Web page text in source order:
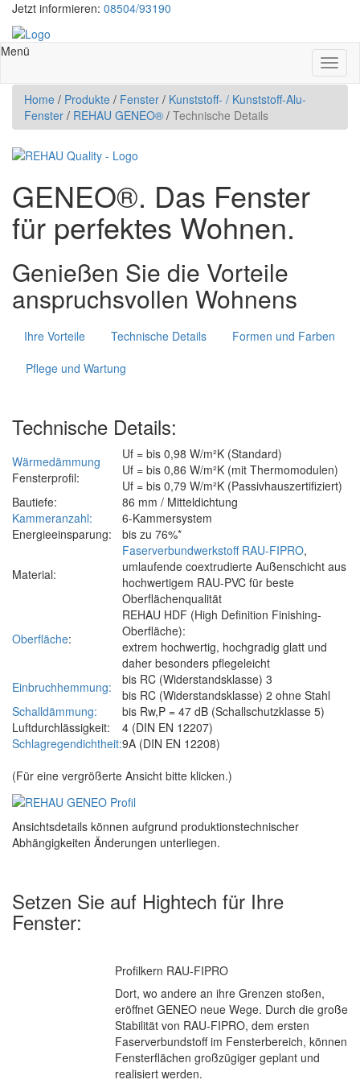
Jetzt informieren: 08504/93190
Menü
Home / Produkte / Fenster / Kunststoff- / Kunststoff-Alu-
Fenster / REHAU GENEO® / Technische Details
GENEO®. Das Fenster
für perfektes Wohnen.
Genießen Sie die Vorteile
anspruchsvollen Wohnens
Ihre Vorteile Technische Details
Formen und Farben
Pflege und Wartung
Technische Details:
Wärmedämmung
Fensterprofil:
Uf = bis 0,98 W/m²K (Standard)
Uf = bis 0,86 W/m²K (mit Thermomodulen)
Uf = bis 0,79 W/m²K (Passivhauszertifiziert)
Bautiefe:
86 mm / Mitteldichtung
Kammer­anzahl:
6-Kammersystem
Energieeinsparung:
bis zu 76%*
Material:
Faserverbundwerkstoff RAU-FIPRO,
umlaufende coextrudierte Außenschicht aus
hochwertigem RAU-PVC für beste
Oberflächenqualität
Oberfläche:
REHAU HDF (High Definition Finishing-
Oberfläche):
extrem hochwertig, hochgradig glatt und
daher besonders pflegeleicht
Einbruchhemmung:
bis RC (Widerstandsklasse) 3
bis RC (Widerstandsklasse) 2 ohne Stahl
Schalldämmung:
bis Rw,P = 47 dB (Schallschutzklasse 5)
Luftdurchlässigkeit:
4 (DIN EN 12207)
Schlagregendichtheit:9A (DIN EN 12208)
(Für eine vergrößerte Ansicht bitte klicken.)
Ansichtsdetails können aufgrund produktionstechnischer
Abhängigkeiten Änderungen unterliegen.
Setzen Sie auf Hightech für Ihre
Fenster:
Profilkern RAU-FIPRO
Dort, wo andere an ihre Grenzen stoßen,
eröffnet GENEO neue Wege. Durch die große
Stabilität von RAU-FIPRO, dem ersten
Faserverbundstoff im Fensterbereich, können
Fensterflächen großzügiger geplant und
realisiert werden.